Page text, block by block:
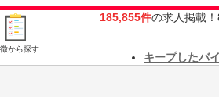
から探す
185,855件の求人掲載
キープしたバ